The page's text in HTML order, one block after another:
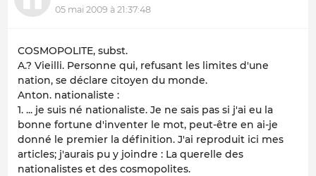
05 mai 2009 à 21:37:48
COSMOPOLITE, subst.
A.? Vieilli. Personne qui, refusant les limites d'une
nation, se déclare citoyen du monde.
Anton. nationaliste :
1. ... je suis né nationaliste. Je ne sais pas si j'ai eu la
bonne fortune d'inventer le mot, peut-être en ai-je
donné le premier la définition. J'ai reproduit ici mes
articles; j'aurais pu y joindre : La querelle des
nationalistes et des cosmopolites.